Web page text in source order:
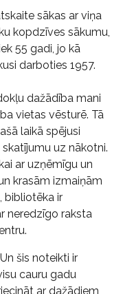
sākas ar viņa
kopdzīves sākumu,
55 gadi, jo kā
darboties 1957.
dažādība mani
vietas vēsturē. Tā
laikā spējusi
uz nākotni.
ar uzņēmīgu un
krasām izmaiņām
bibliotēka ir
neredzīgo raksta
šis noteikti ir
cauru gadu
ar dažādiem